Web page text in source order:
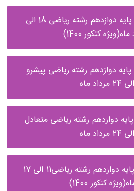
برنامه مطالعه درسی پایه دوازدهم رشته ریاضی 18 الی
دوازدهم رشته ریاضی پیشرو
دوازدهم رشته ریاضی متعادل
برنامه مطالعه درسی پایه دوازدهم رشته ریاضی11 الی 17
کنکور 1400)